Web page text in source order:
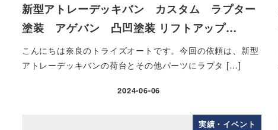
新型アトレーデッキバン カスタム ラプター
塗装 アゲバン 凸凹塗装 リフトアップ…
こんにちは奈良のトライズオートです。今回の依頼は、新型
アトレーデッキバンの荷台とその他パーツにラプタ […]
2024-06-06
実績・イベント